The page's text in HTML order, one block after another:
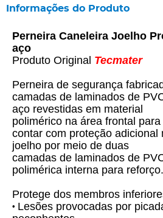
Informações do Produto
Perneira Caneleira Joelho
aço
Produto Original Tecmater
Perneira de segurança
camadas de laminados de
aço revestidas em material
polimérico na área frontal
contar com proteção adicional
joelho por meio de duas
camadas de laminados de
polimérica interna para reforço.
Protege dos membros
• Lesões provocadas por